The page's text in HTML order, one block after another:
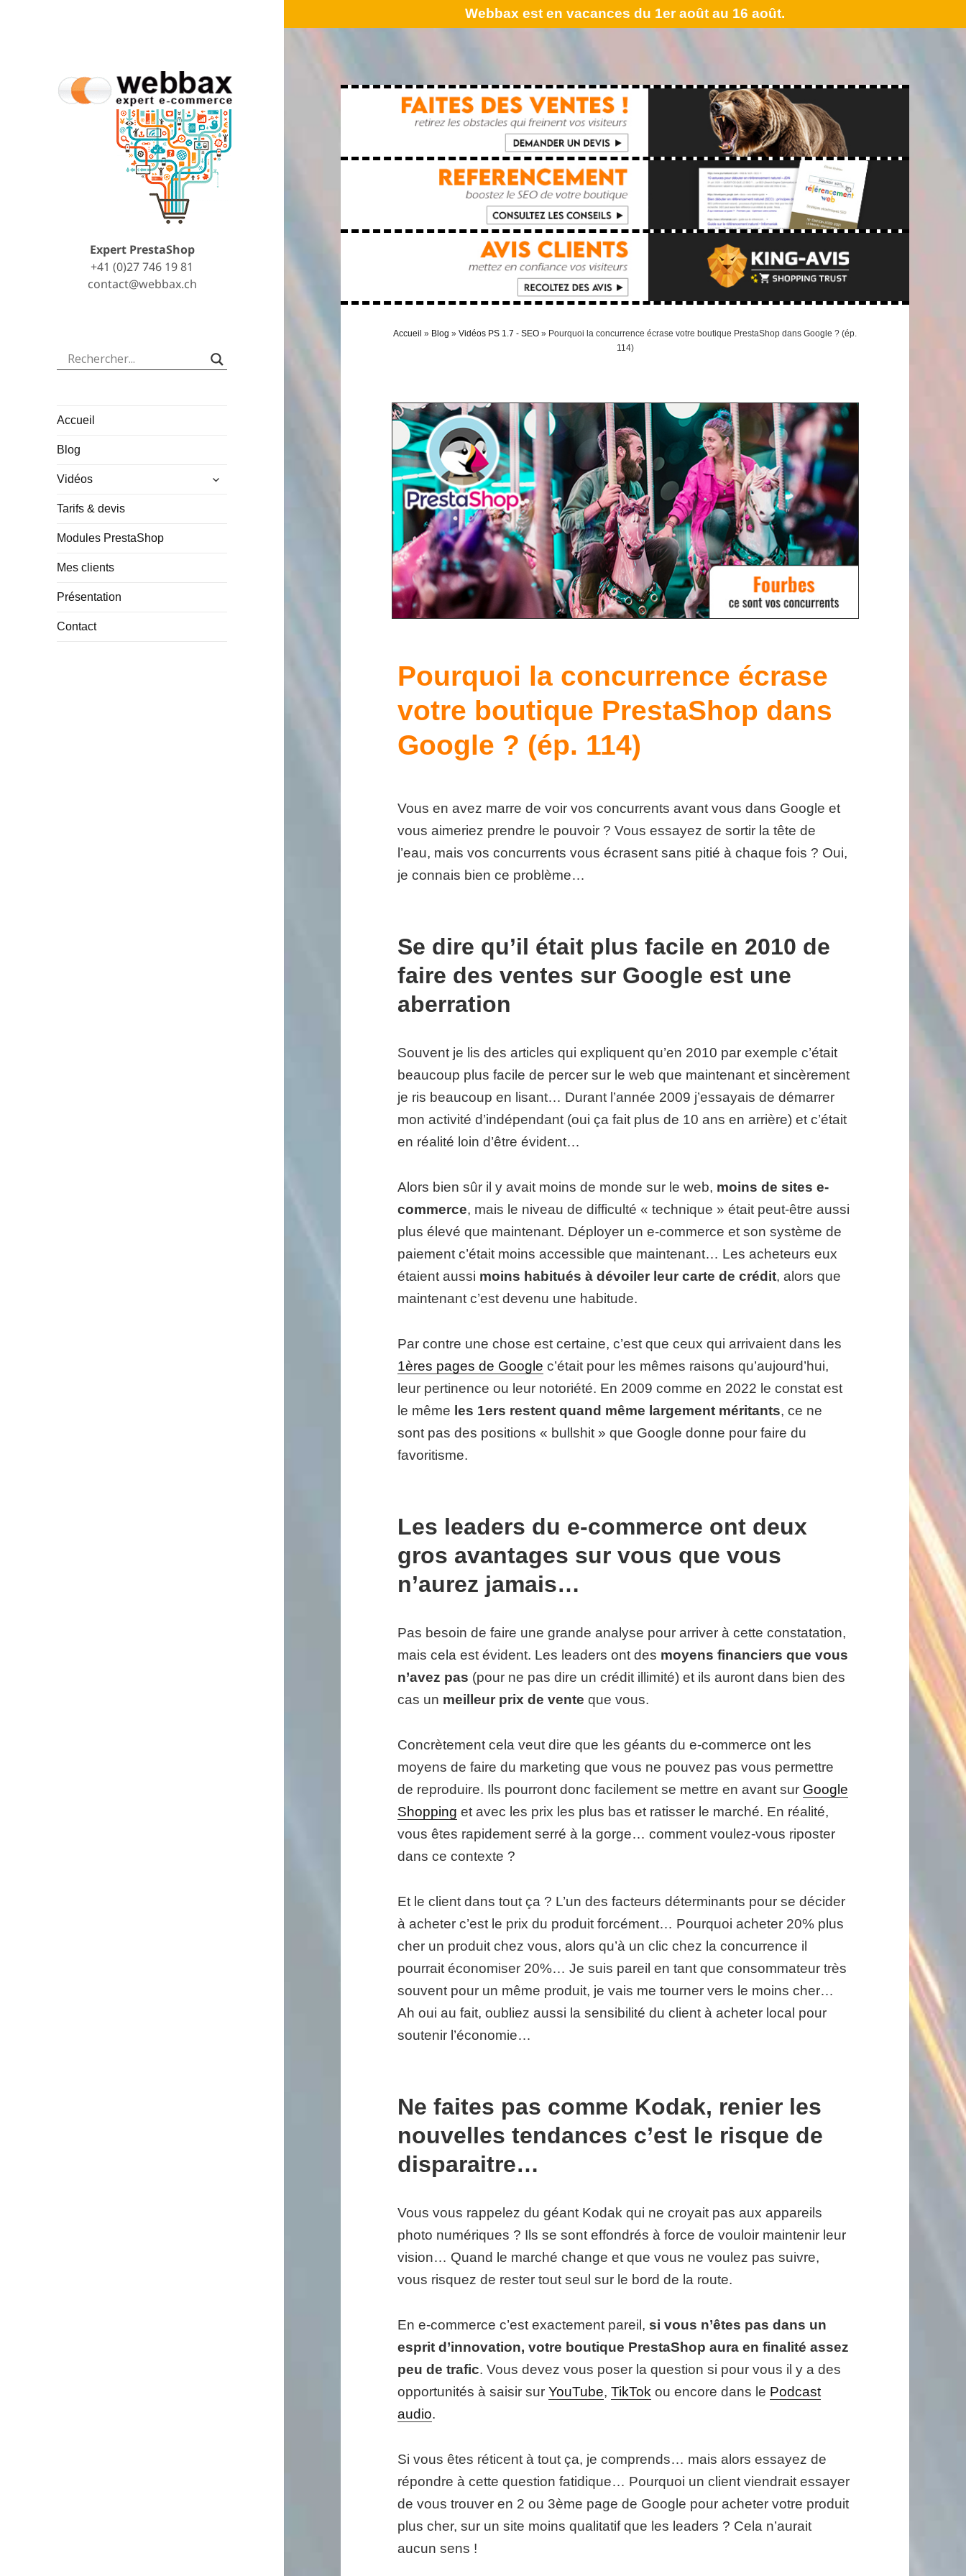
Expert PrestaShop
+41 (0)27 746 19 81
contact@webbax.ch
Accueil
Blog
Vidéos
ouvrir
Tarifs & devis
Modules PrestaShop
Mes clients
Présentation
Contact
Webbax est en vacances du 1er août au 16 août.
Accueil » Blog »Vidéos PS 1.7 - SEO » Pourquoi la concurrence écrase votre boutique PrestaShop dans Google ? (ép.
114)
Pourquoi la concurrence écrase
votre boutique PrestaShop dans
Google ? (ép. 114)
Vous en avez marre de voir vos concurrents avant vous dans Google et
vous aimeriez prendre le pouvoir ? Vous essayez de sortir la tête de
l’eau, mais vos concurrents vous écrasent sans pitié à chaque fois ? Oui,
je connais bien ce problème…
Se dire qu’il était plus facile en 2010 de
faire des ventes sur Google est une
aberration
Souvent je lis des articles qui expliquent qu’en 2010 par exemple c’était
beaucoup plus facile de percer sur le web que maintenant et sincèrement
je ris beaucoup en lisant… Durant l’année 2009 j’essayais de démarrer
mon activité d’indépendant (oui ça fait plus de 10 ans en arrière) et c’était
en réalité loin d’être évident…
Alors bien sûr il y avait moins de monde sur le web, moins de sites e-
commerce, mais le niveau de difficulté « technique » était peut-être aussi
plus élevé que maintenant. Déployer un e-commerce et son système de
paiement c’était moins accessible que maintenant… Les acheteurs eux
étaient aussi moins habitués à dévoiler leur carte de crédit, alors que
maintenant c’est devenu une habitude.
Par contre une chose est certaine, c’est que ceux qui arrivaient dans les
1ères pages de Google c’était pour les mêmes raisons qu’aujourd’hui,
leur pertinence ou leur notoriété. En 2009 comme en 2022 le constat est
le même les 1ers restent quand même largement méritants, ce ne
sont pas des positions « bullshit » que Google donne pour faire du
favoritisme.
Les leaders du e-commerce ont deux
gros avantages sur vous que vous
n’aurez jamais…
Pas besoin de faire une grande analyse pour arriver à cette constatation,
mais cela est évident. Les leaders ont des moyens financiers que vous
n’avez pas (pour ne pas dire un crédit illimité) et ils auront dans bien des
cas un meilleur prix de vente que vous.
Concrètement cela veut dire que les géants du e-commerce ont les
moyens de faire du marketing que vous ne pouvez pas vous permettre
de reproduire. Ils pourront donc facilement se mettre en avant sur Google
Shopping et avec les prix les plus bas et ratisser le marché. En réalité,
vous êtes rapidement serré à la gorge… comment voulez-vous riposter
dans ce contexte ?
Et le client dans tout ça ? L’un des facteurs déterminants pour se décider
à acheter c’est le prix du produit forcément… Pourquoi acheter 20% plus
cher un produit chez vous, alors qu’à un clic chez la concurrence il
pourrait économiser 20%… Je suis pareil en tant que consommateur très
souvent pour un même produit, je vais me tourner vers le moins cher…
Ah oui au fait, oubliez aussi la sensibilité du client à acheter local pour
soutenir l’économie…
Ne faites pas comme Kodak, renier les
nouvelles tendances c’est le risque de
disparaitre…
Vous vous rappelez du géant Kodak qui ne croyait pas aux appareils
photo numériques ? Ils se sont effondrés à force de vouloir maintenir leur
vision… Quand le marché change et que vous ne voulez pas suivre,
vous risquez de rester tout seul sur le bord de la route.
En e-commerce c’est exactement pareil,si vous n’êtes pas dans un
esprit d’innovation, votre boutique PrestaShop aura en finalité assez
peu de trafic. Vous devez vous poser la question si pour vous il y a des
opportunités à saisir surYouTube,TikTok ou encore dans le Podcast
audio.
Si vous êtes réticent à tout ça, je comprends… mais alors essayez de
répondre à cette question fatidique… Pourquoi un client viendrait essayer
de vous trouver en 2 ou 3ème page de Google pour acheter votre produit
plus cher, sur un site moins qualitatif que les leaders ? Cela n’aurait
aucun sens !